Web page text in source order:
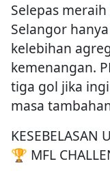
Selepas meraih
Selangor
kelebihan
kemenangan.
tiga gol jika
masa
KESEBELASAN
🏆 MFL